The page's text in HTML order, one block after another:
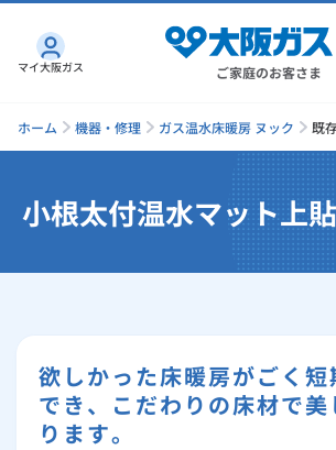
ご家庭のお客さま
ガス・電気
ガス
ガス トップ
電気
さすガねっとのメリット
機器・修理
機器・修理 トップ
くらしのサービス
マイ大阪ガス
ホーム 機器・修理 ガス温水床暖房 ヌック 既
小根太付温水マット上
欲しかった床暖房がごく
でき、こだわりの床材で
ります。